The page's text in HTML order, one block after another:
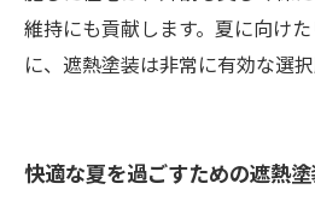
維持にも貢献します。夏に向け
に、遮熱塗装は非常に有効な選
快適な夏を過ごすための遮熱